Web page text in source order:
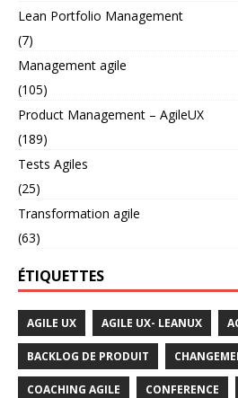
Lean Portfolio Management
(7)
Management agile
(105)
Product Management – AgileUX
(189)
Tests Agiles
(25)
Transformation agile
(63)
ÉTIQUETTES
AGILE UX AGILE UX- LEANUX
BACKLOG DE PRODUIT
COACHING AGILE CONFERENCE